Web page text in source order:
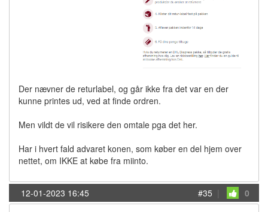
Der nævner de returlabel, og går ikke fra det var en der
kunne printes ud, ved at finde ordren.
Men vildt de vil risikere den omtale pga det her.
Har i hvert fald advaret konen, som køber en del hjem over
nettet, om IKKE at købe fra miinto.
12-01-2023 16:45 #35 | 0